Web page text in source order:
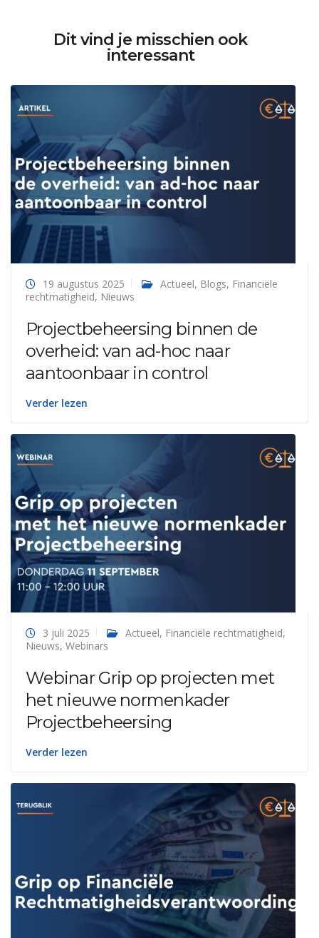
Dit vind je misschien ook
interessant
19 augustus 2025 Actueel, Blogs, Financiële
rechtmatigheid, Nieuws
Projectbeheersing binnen de
overheid: van ad-hoc naar
aantoonbaar in control
Verder lezen
3 juli 2025 Actueel, Financiële rechtmatigheid,
Nieuws, Webinars
Webinar Grip op projecten met
het nieuwe normenkader
Projectbeheersing
Verder lezen